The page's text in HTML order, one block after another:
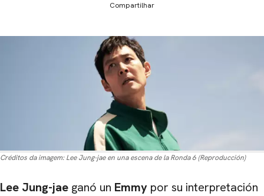
Compartilhar
Créditos da imagem: Lee Jung-jae en una escena de la Ronda 6 (Reproducción)
Lee Jung-jae ganó un Emmy por su interpretación